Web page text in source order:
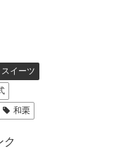
スイーツ
和栗
ク